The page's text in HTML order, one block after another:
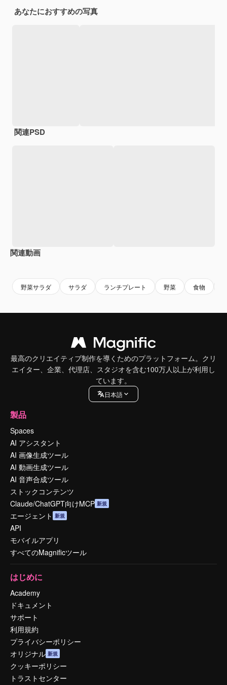
あなたにおすすめの写真
関連PSD
関連動画
野菜サラダ サラダ ランチプレート 野菜 食物
最高のクリエイティブ制作を導くためのプラットフォーム。クリ
エイター、企業、代理店、スタジオを含む100万人以上が利用し
ています。
日本語
製品
Spaces
AI アシスタント
AI 画像生成ツール
AI 動画生成ツール
AI 音声合成ツール
ストックコンテンツ
Claude/ChatGPT向けMCP 新規
エージェント 新規
API
モバイルアプリ
すべてのMagnificツール
はじめに
Academy
ドキュメント
サポート
利用規約
プライバシーポリシー
オリジナル 新規
クッキーポリシー
トラストセンター